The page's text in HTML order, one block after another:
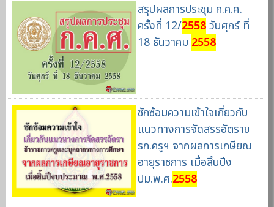
สรุปผลการประชุม ก.ค.ศ.
ครั้งที่ 12/2558วันศุกร์ ที่
18 ธันวาคม 2558
ซักซ้อมความเข้าใจเกี่ยวกับ
แนวทางการจัดสรรอัตราข
รก.ครูฯ จากผลการเกษียณ
อายุราชการ เมื่อสิ้นปีง
ปม.พ.ศ.2558